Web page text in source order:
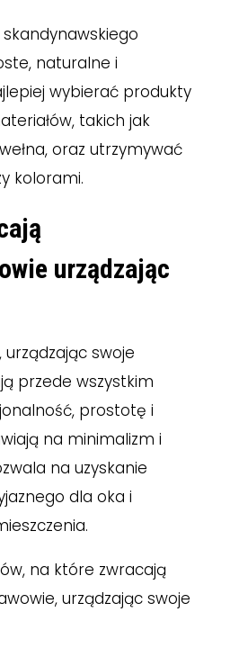
naturalne i
wybierać produkty
takich jak
oraz utrzymywać
kolorami.
urządzając
swoje
przede wszystkim
prostotę i
na minimalizm i
na uzyskanie
dla oka i
na które zwracają
urządzając swoje